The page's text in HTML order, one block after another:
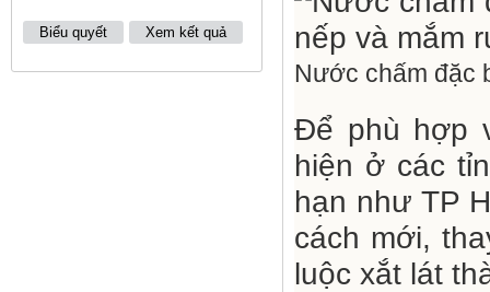
Biểu quyết Xem kết quả
Nước chấm đặc
Để phù hợp
hiện ở các
hạn như TP
cách mới,
luộc xắt lát